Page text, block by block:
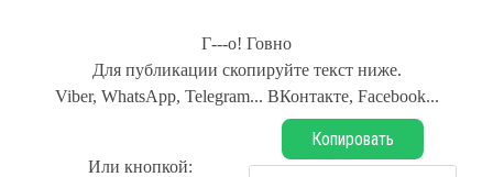
Г---о! Говно
Для публикации скопируйте текст ниже.
Viber, WhatsApp, Telegram... ВКонтакте, Facebook...
Или кнопкой:
Копировать